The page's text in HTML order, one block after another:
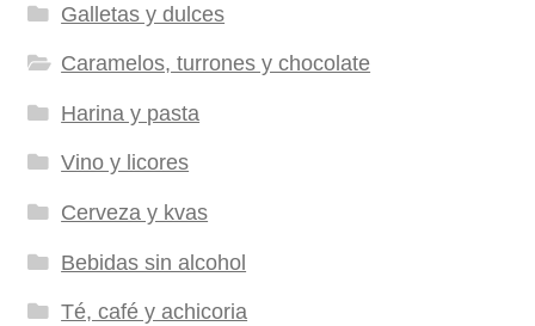
Galletas y dulces
Caramelos, turrones y chocolate
Harina y pasta
Vino y licores
Cerveza y kvas
Bebidas sin alcohol
Té, café y achicoria